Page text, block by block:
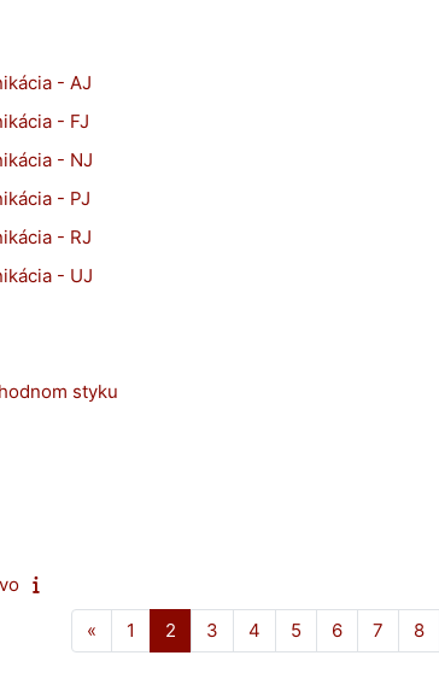
- AJ
- FJ
- NJ
- PJ
- RJ
- UJ
styku
« Predchádzajúca stránka
1 Strana 1
2 Strana 2
3 Strana 3
4 Strana 4
5 Strana 5
6Strana 6
7 Strana
8